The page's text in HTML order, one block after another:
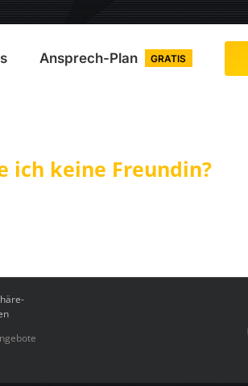
Ansprech-Plan GRATIS
ich keine Freundin?